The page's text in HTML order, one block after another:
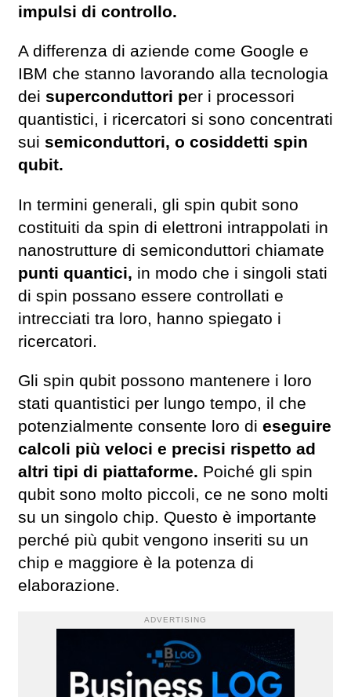
impulsi di controllo.
A differenza di aziende come Google e
IBM che stanno lavorando alla tecnologia
dei superconduttori per i processori
quantistici, i ricercatori si sono concentrati
sui semiconduttori, o cosiddetti spin
qubit.
In termini generali, gli spin qubit sono
costituiti da spin di elettroni intrappolati in
nanostrutture di semiconduttori chiamate
punti quantici, in modo che i singoli stati
di spin possano essere controllati e
intrecciati tra loro, hanno spiegato i
ricercatori.
Gli spin qubit possono mantenere i loro
stati quantistici per lungo tempo, il che
potenzialmente consente loro di eseguire
calcoli più veloci e precisi rispetto ad
altri tipi di piattaforme. Poiché gli spin
qubit sono molto piccoli, ce ne sono molti
su un singolo chip. Questo è importante
perché più qubit vengono inseriti su un
chip e maggiore è la potenza di
elaborazione.
ADVERTISING